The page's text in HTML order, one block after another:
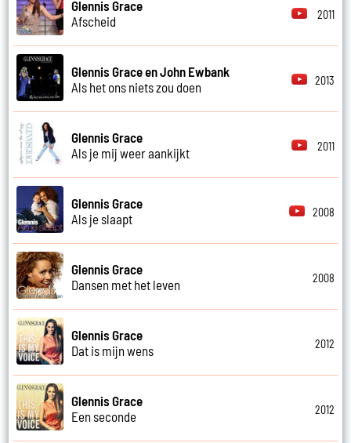
Glennis Grace
Afscheid
2011
Glennis Grace en John Ewbank
Als het ons niets zou doen
2013
Glennis Grace
Als je mij weer aankijkt
2011
Glennis Grace
Als je slaapt
2008
Glennis Grace
Dansen met het leven
2008
Glennis Grace
Dat is mijn wens
2012
Glennis Grace
Een seconde
2012